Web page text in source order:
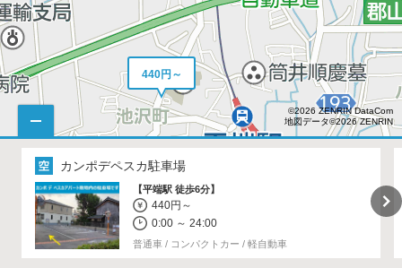
440円～
©2026 ZENRIN DataCom
地図データ©2026 ZENRIN
カンポデペスカ駐車場
【平端駅 徒歩6分】
440円～
0:00 ～ 24:00
普通車 / コンパクトカー / 軽自動車